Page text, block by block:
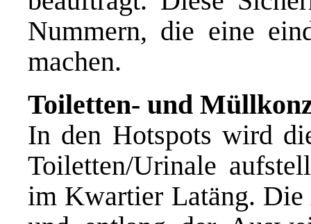
Nummern, die eine
machen.
Toiletten- und
In den Hotspots wird
Toiletten/Urinale
im Kwartier Latäng. Die